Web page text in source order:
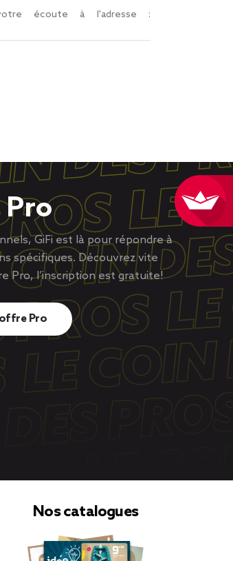
écoute à l'adresse :
Pro
GiFi est là pour répondre à
spécifiques. Découvrez vite
Pro, l’inscription est gratuite!
Pro
Nos catalogues